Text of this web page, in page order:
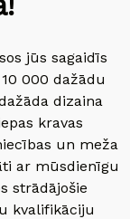
jūs sagaidīs
000 dažādu
dizaina
kravas
un meža
ar mūsdienīgu
strādājošie
kvalifikāciju